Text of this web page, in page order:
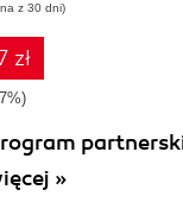
z 30 dni)
zł
»